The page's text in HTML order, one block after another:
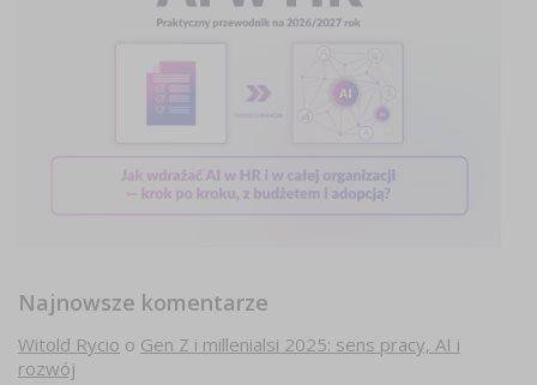
Najnowsze komentarze
Witold Rycio o Gen Z i millenialsi 2025: sens pracy, AI i
rozwój